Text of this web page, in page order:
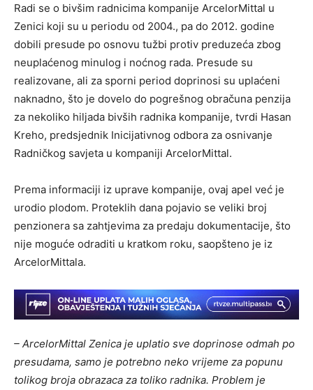
Radi se o bivšim radnicima kompanije ArcelorMittal u
Zenici koji su u periodu od 2004., pa do 2012. godine
dobili presude po osnovu tužbi protiv preduzeća zbog
neuplaćenog minulog i noćnog rada. Presude su
realizovane, ali za sporni period doprinosi su uplaćeni
naknadno, što je dovelo do pogrešnog obračuna penzija
za nekoliko hiljada bivših radnika kompanije, tvrdi Hasan
Kreho, predsjednik Inicijativnog odbora za osnivanje
Radničkog savjeta u kompaniji ArcelorMittal.
Prema informaciji iz uprave kompanije, ovaj apel već je
urodio plodom. Proteklih dana pojavio se veliki broj
penzionera sa zahtjevima za predaju dokumentacije, što
nije moguće odraditi u kratkom roku, saopšteno je iz
ArcelorMittala.
– ArcelorMittal Zenica je uplatio sve doprinose odmah po
presudama, samo je potrebno neko vrijeme za popunu
tolikog broja obrazaca za toliko radnika. Problem je